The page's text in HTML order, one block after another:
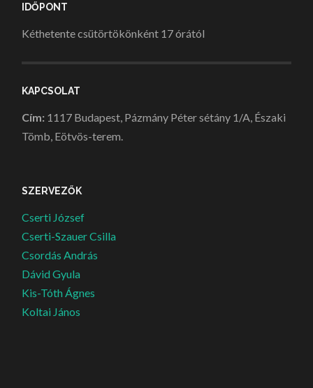
IDŐPONT
Kéthetente csütörtökönként 17 órától
KAPCSOLAT
Cím: 1117 Budapest, Pázmány Péter sétány 1/A, Északi
Tömb, Eötvös-terem.
SZERVEZŐK
Cserti József
Cserti-Szauer Csilla
Csordás András
Dávid Gyula
Kis-Tóth Ágnes
Koltai János